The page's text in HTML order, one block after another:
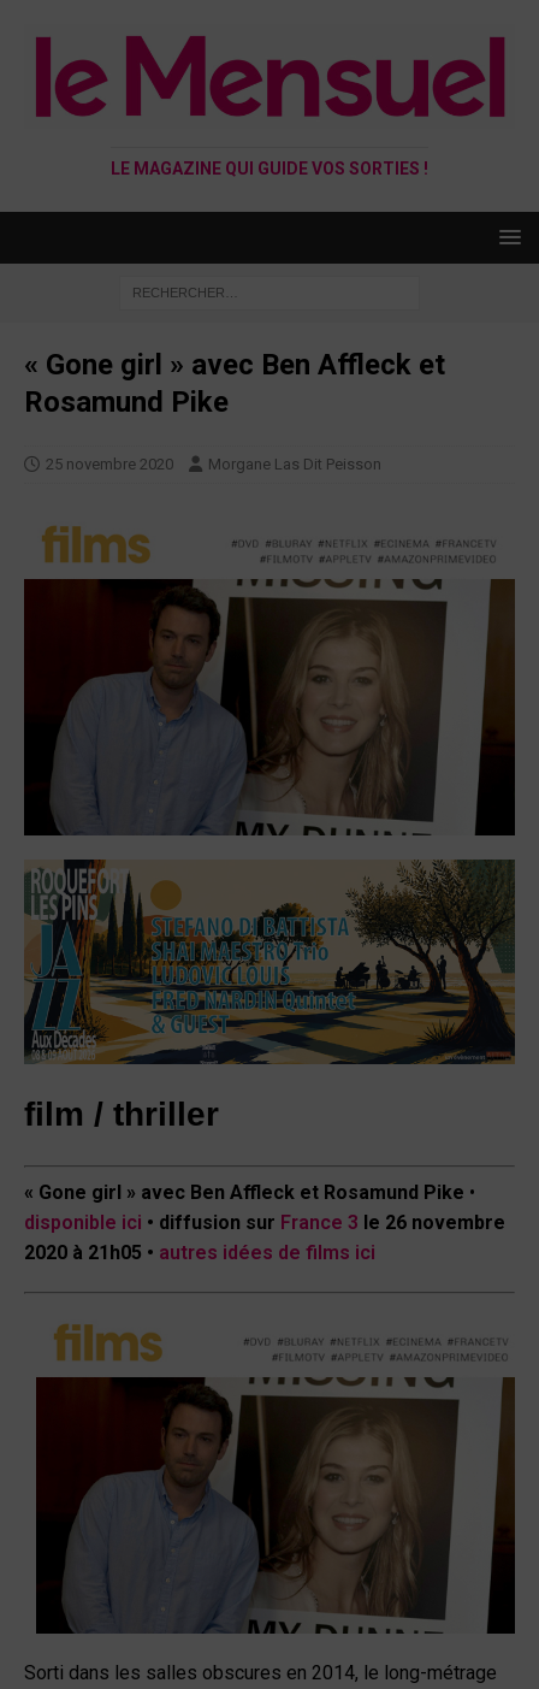
LE MAGAZINE QUI GUIDE VOS SORTIES !
« Gone girl » avec Ben Affleck et
Rosamund Pike
25 novembre 2020 Morgane Las Dit Peisson
film / thriller
« Gone girl » avec Ben Affleck et Rosamund Pike •
disponible ici • diffusion sur France 3 le 26 novembre
2020 à 21h05 • autres idées de films ici
Sorti dans les salles obscures en 2014, le long-métrage